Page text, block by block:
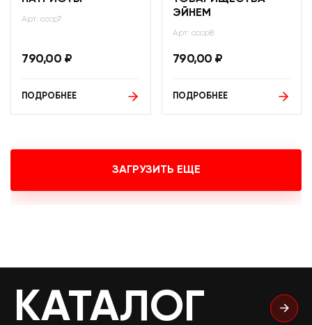
Арт: ссср7
790,00 ₽
ПОДРОБНЕЕ
ЭЙНЕМ
Арт: ссср8
790,00 ₽
ПОДРОБНЕЕ
ЗАГРУЗИТЬ ЕЩЕ
КАТАЛОГ